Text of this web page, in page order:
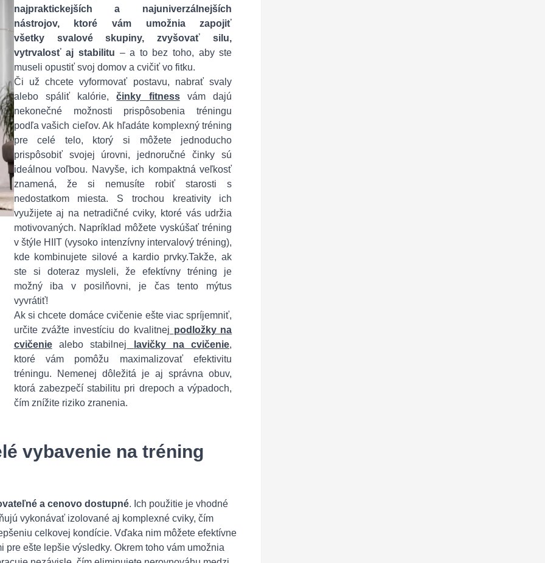
najpraktickejších a najuniverzálnejších
nástrojov, ktoré vám umožnia zapojiť
všetky svalové skupiny, zvyšovať silu,
vytrvalosť aj stabilitu – a to bez toho, aby ste
museli opustiť svoj domov a cvičiť vo fitku.
Či už chcete vyformovať postavu, nabrať svaly
alebo spáliť kalórie,činky fitnessvám dajú
nekonečné možnosti prispôsobenia tréningu
podľa vašich cieľov. Ak hľadáte komplexný tréning
pre celé telo, ktorý si môžete jednoducho
prispôsobiť svojej úrovni, jednoručné činky sú
ideálnou voľbou. Navyše, ich kompaktná veľkosť
znamená, že si nemusíte robiť starosti s
nedostatkom miesta. S trochou kreativity ich
využijete aj na netradičné cviky, ktoré vás udržia
motivovaných. Napríklad môžete vyskúšať tréning
v štýle HIIT (vysoko intenzívny intervalový tréning),
kde kombinujete silové a kardio prvky.Takže, ak
ste si doteraz mysleli, že efektívny tréning je
možný iba v posilňovni, je čas tento mýtus
vyvrátiť!
Ak si chcete domáce cvičenie ešte viac spríjemniť,
určite zvážte investíciu do kvalitnej podložky na
cvičeniealebo stabilnej lavičky na cvičenie,
ktoré vám pomôžu maximalizovať efektivitu
tréningu. Nemenej dôležitá je aj správna obuv,
ktorá zabezpečí stabilitu pri drepoch a výpadoch,
čím znížite riziko zranenia.
vybavenie na tréning
a cenovo dostupné. Ich použitie je vhodné
vykonávať izolované aj komplexné cviky, čím
celkovej kondície. Vďaka nim môžete efektívne
ešte lepšie výsledky. Okrem toho vám umožnia